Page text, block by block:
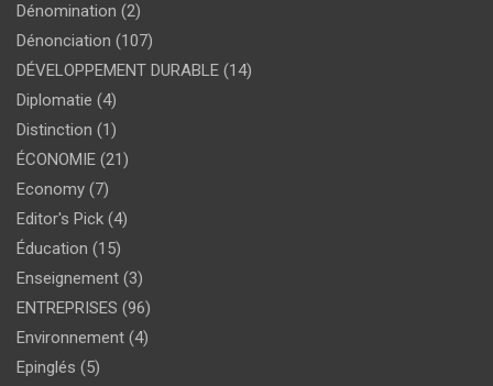
Dénomination (2)
Dénonciation (107)
DÉVELOPPEMENT DURABLE (14)
Diplomatie (4)
Distinction (1)
ÉCONOMIE (21)
Economy (7)
Editor's Pick (4)
Éducation (15)
Enseignement (3)
ENTREPRISES (96)
Environnement (4)
Epinglés (5)